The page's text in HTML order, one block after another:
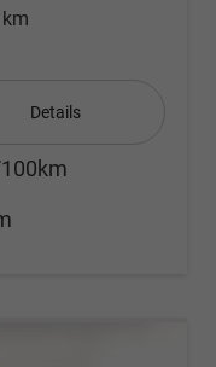
Details